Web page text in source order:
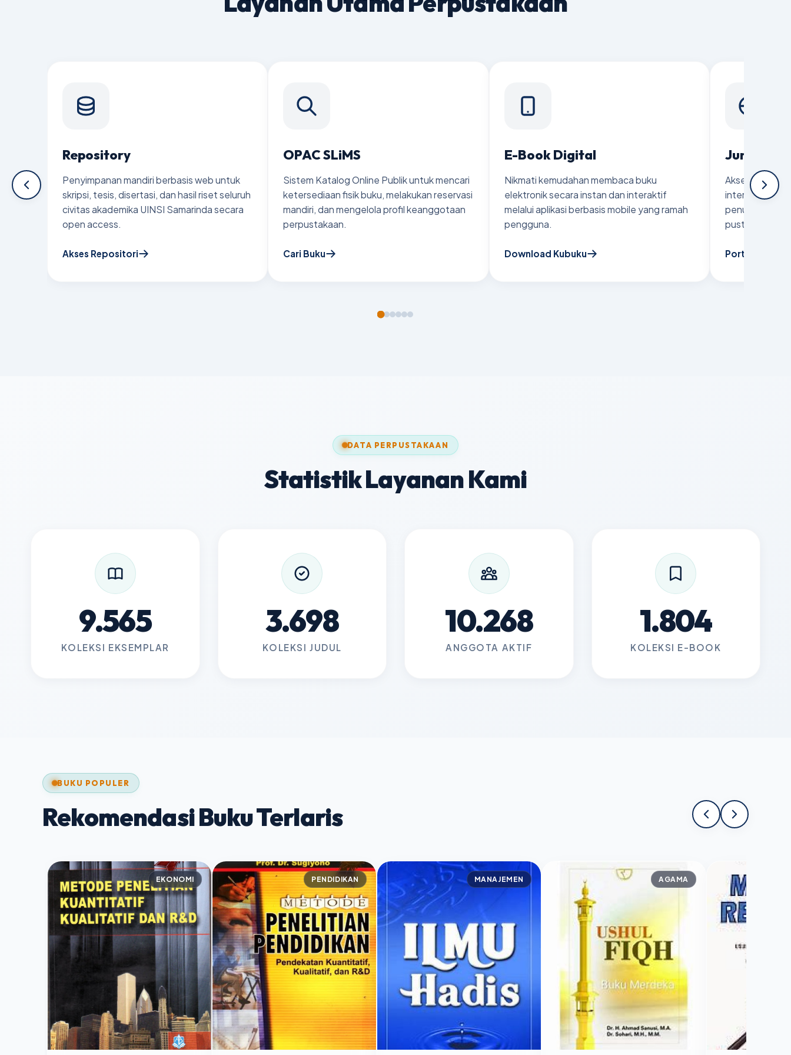
Denah Perpustakaan
Repository
Penyimpanan mandiri berbasis web untuk
skripsi, tesis, disertasi, dan hasil riset seluruh
civitas akademika UINSI Samarinda secara
open access.
Akses Repositori
OPAC SLiMS
Sistem Katalog Online Publik untuk mencari
ketersediaan fisik buku, melakukan reservasi
mandiri, dan mengelola profil keanggotaan
perpustakaan.
Cari Buku
E-Book Digital
Nikmati kemudahan membaca buku
elektronik secara instan dan interaktif
melalui aplikasi berbasis mobile yang ramah
pengguna.
Download Kubuku
Jurnal
Akses
internasional
penunjang
pustaka global.
Portal
DATA PERPUSTAKAAN
Statistik Layanan Kami
9.565
KOLEKSI EKSEMPLAR
3.698
KOLEKSI JUDUL
10.268
ANGGOTA AKTIF
1.804
KOLEKSI E-BOOK
BUKU POPULER
Rekomendasi Buku Terlaris
EKONOMI PENDIDIKAN MANAJEMEN AGAMA